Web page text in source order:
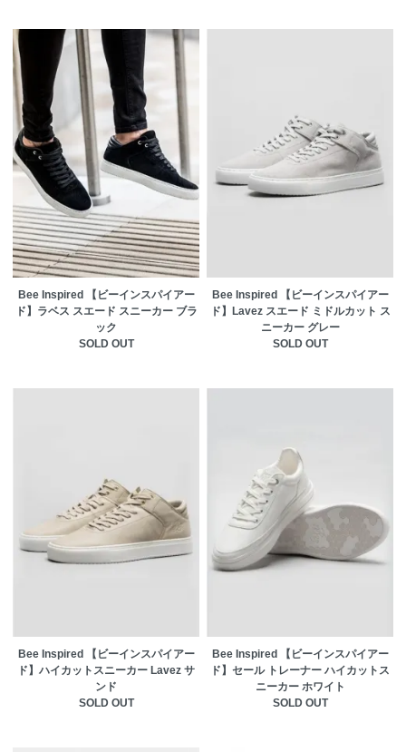
Bee Inspired 【ビーインスパイアー
ド】ラベス スエード スニーカー ブラ
ック
SOLD OUT
Bee Inspired 【ビーインスパイアー
ド】Lavez スエード ミドルカット ス
ニーカー グレー
SOLD OUT
Bee Inspired 【ビーインスパイアー
ド】ハイカットスニーカー Lavez サ
ンド
SOLD OUT
Bee Inspired 【ビーインスパイアー
ド】セール トレーナー ハイカットス
ニーカー ホワイト
SOLD OUT